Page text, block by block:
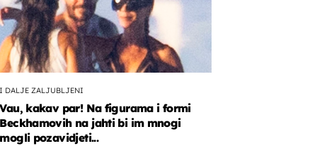
I DALJE ZALJUBLJENI
Vau, kakav par! Na figurama i formi
Beckhamovih na jahti bi im mnogi
mogli pozavidjeti...